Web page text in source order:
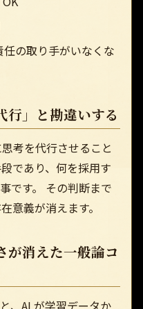
の取り手がいなくな
行」と勘違いする
考を代行させること
であり、何を採用す
です。 その判断まで
意義が消えます。
が消えた一般論コ
、AI が学習データか